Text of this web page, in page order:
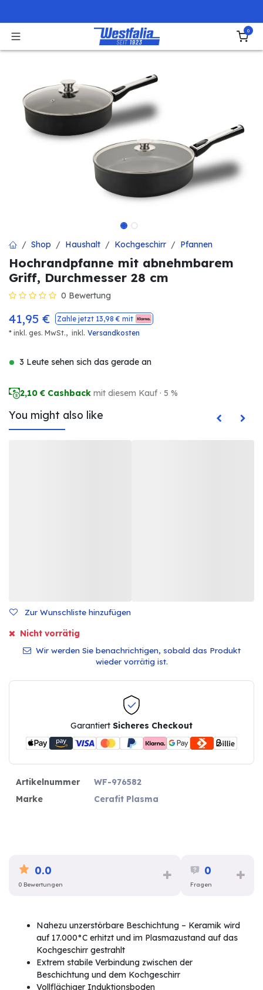
0
Shop Haushalt Kochgeschirr Pfannen
Hochrandpfanne mit abnehmbarem
Griff, Durchmesser 28 cm
0 Bewertung
41,95 € Zahle jetzt 13,98 € mit
* inkl. ges. MwSt., inkl . Versandkosten
3 Leute sehen sich das gerade an
2,10 € Cashback mit diesem Kauf · 5 %
You might also like
Zur Wunschliste hinzufügen
Nicht vorrätig
Wir werden Sie benachrichtigen, sobald das Produkt
wieder vorrätig ist.
Garantiert Sicheres Checkout
Artikelnummer
WF-976582
Marke
Cerafit Plasma
0.0
0 Bewertungen
0
Fragen
Nahezu unzerstörbare Beschichtung – Keramik wird
auf 17.000°C erhitzt und im Plasmazustand auf das
Kochgeschirr gestrahlt
Extrem stabile Verbindung zwischen der
Beschichtung und dem Kochgeschirr
Vollflächiger Induktionsboden